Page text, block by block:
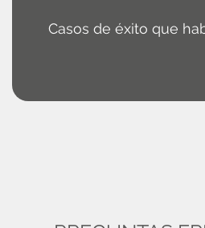
Casos de éxito que